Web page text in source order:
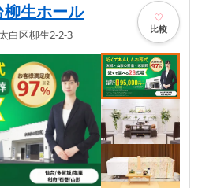
生ホール
白区柳生2-2-3 比較